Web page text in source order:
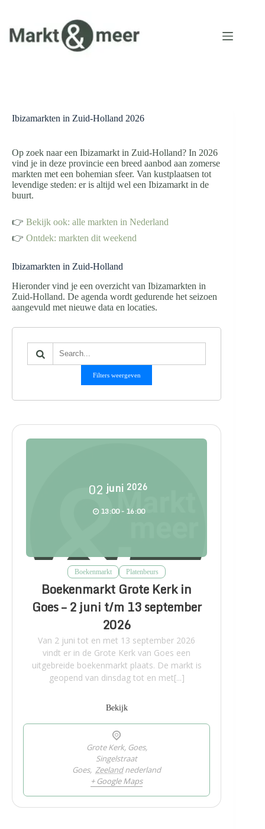
de
inhoud
Ibizamarkten in Zuid-Holland 2026
Op zoek naar een Ibizamarkt in Zuid-Holland? In 2026
vind je in deze provincie een breed aanbod aan zomerse
markten met een bohemian sfeer. Van kustplaatsen tot
levendige steden: er is altijd wel een Ibizamarkt in de
buurt.
👉 Bekijk ook: alle markten in Nederland
👉 Ontdek: markten dit weekend
Ibizamarkten in Zuid-Holland
Hieronder vind je een overzicht van Ibizamarkten in
Zuid-Holland. De agenda wordt gedurende het seizoen
aangevuld met nieuwe data en locaties.
Filters weergeven
02 juni 2026
13:00 - 16:00
Boekenmarkt Platenbeurs
Boekenmarkt Grote Kerk in
Goes – 2 juni t/m 13 september
2026
Van 2 juni tot en met 13 september 2026
vindt er in de Grote Kerk van Goes een
uitgebreide boekenmarkt plaats. De markt is
geopend van dinsdag tot en met[...]
Bekijk
Grote Kerk, Goes,
Singelstraat
Goes, Zeeland nederland
+ Google Maps